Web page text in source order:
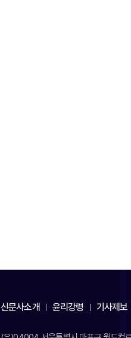
신문사소개 윤리강령 기사제보